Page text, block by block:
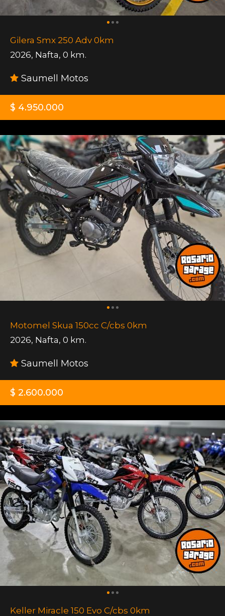
Gilera Smx 250 Adv 0km
2026, Nafta, 0 km.
Saumell Motos
$ 4.950.000
Motomel Skua 150cc C/cbs 0km
2026, Nafta, 0 km.
Saumell Motos
$ 2.600.000
Keller Miracle 150 Evo C/cbs 0km